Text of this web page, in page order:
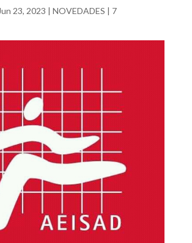
Jun 23, 2023 | NOVEDADES | 7